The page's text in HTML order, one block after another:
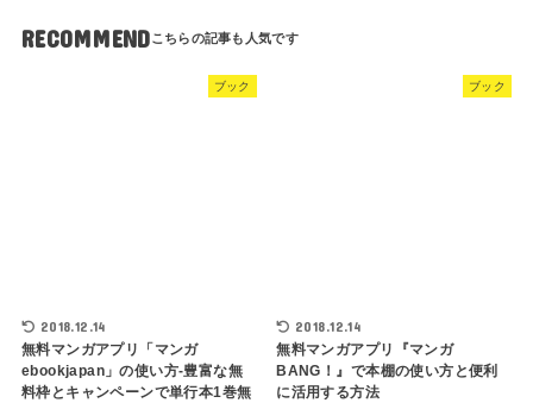
RECOMMEND
ブック
2018.12.14
無料マンガアプリ「マンガ
ebookjapan」の使い方-豊富な無
料枠とキャンペーンで単行本1巻無
ブック
2018.12.14
無料マンガアプリ『マンガ
BANG！』で本棚の使い方と便利
に活用する方法